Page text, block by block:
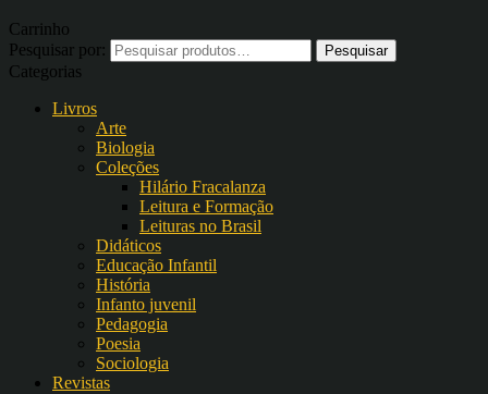
Carrinho
Pesquisar por:
Categorias
Livros
Arte
Biologia
Coleções
Hilário Fracalanza
Leitura e Formação
Leituras no Brasil
Didáticos
Educação Infantil
História
Infanto juvenil
Pedagogia
Poesia
Sociologia
Revistas